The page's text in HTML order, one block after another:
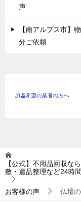
声
【南アルプス市】
分ご依頼
加盟希望の業者の方へ
【公式】不用品回収な
敷・遺品整理など24時
お客様の声 仏壇